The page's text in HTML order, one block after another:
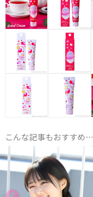
こんな記事もおすすめ…